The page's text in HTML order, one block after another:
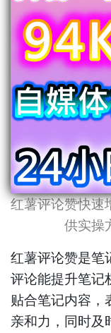
红薯评论赞快速
供实操
红薯评论赞是笔
评论能提升笔记
贴合笔记内容，
亲和力，同时及